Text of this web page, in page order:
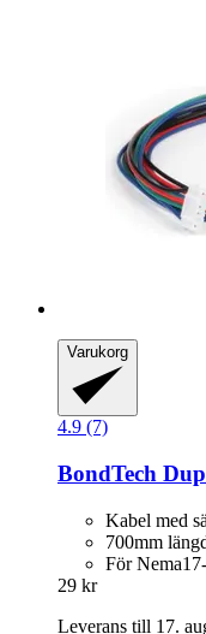
Varukorg
4.9 (7)
BondTech
Kabel med
700mm
För
29 kr
Leverans till 17.